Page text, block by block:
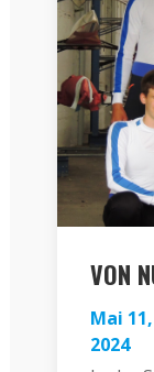
VON
Mai
2024